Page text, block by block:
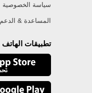
سياسة الخصوصية
المساعدة & الدعم
تطبيقات الهاتف